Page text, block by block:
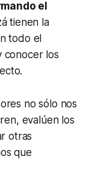
el
tienen la
todo el
conocer los
no sólo nos
evalúen los
otras
que